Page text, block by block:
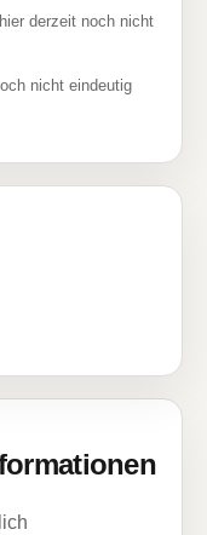
derzeit noch nicht
nicht eindeutig